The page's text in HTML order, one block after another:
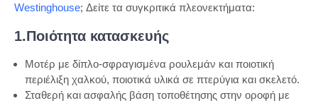
Westinghouse; Δείτε τα συγκριτικά πλεονεκτήματα:
1.Ποιότητα κατασκευής
Μοτέρ με δίπλο-σφραγισμένα ρουλεμάν και ποιοτική
περιέλιξη χαλκού, ποιοτικά υλικά σε πτερύγια και σκελετό.
Σταθερή και ασφαλής βάση τοποθέτησης στην οροφή με